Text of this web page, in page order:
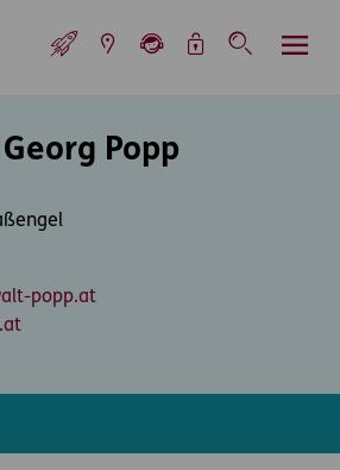
Popp
popp.at